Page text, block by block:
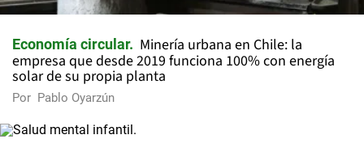
Economía circular
Minería urbana en Chile: la
empresa que desde 2019 funciona 100% con energía
solar de su propia planta
Por Pablo Oyarzún